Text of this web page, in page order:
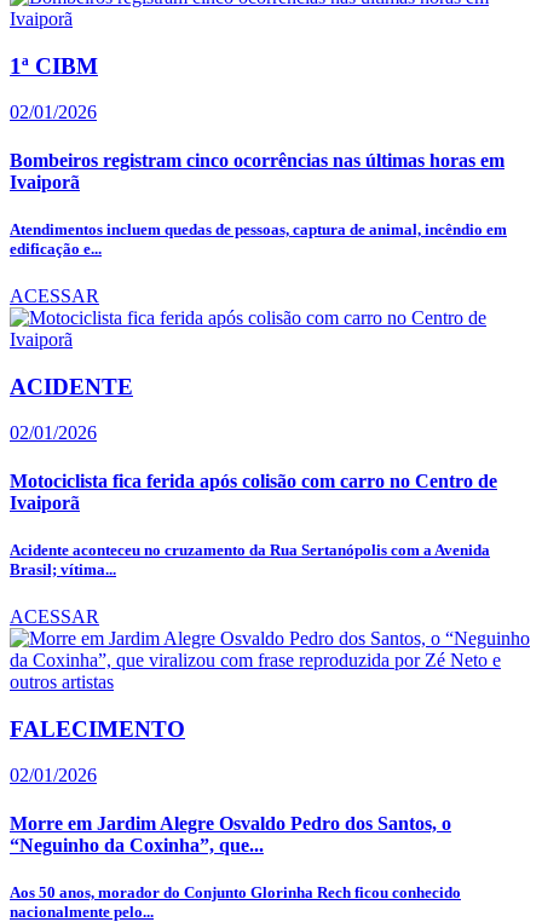
1ª CIBM
02/01/2026
Bombeiros registram cinco ocorrências nas últimas horas em
Ivaiporã
Atendimentos incluem quedas de pessoas, captura de animal, incêndio em
edificação e...
ACESSAR
ACIDENTE
02/01/2026
Motociclista fica ferida após colisão com carro no Centro de
Ivaiporã
Acidente aconteceu no cruzamento da Rua Sertanópolis com a Avenida
Brasil; vítima...
ACESSAR
FALECIMENTO
02/01/2026
Morre em Jardim Alegre Osvaldo Pedro dos Santos, o
“Neguinho da Coxinha”, que...
Aos 50 anos, morador do Conjunto Glorinha Rech ficou conhecido
nacionalmente pelo...